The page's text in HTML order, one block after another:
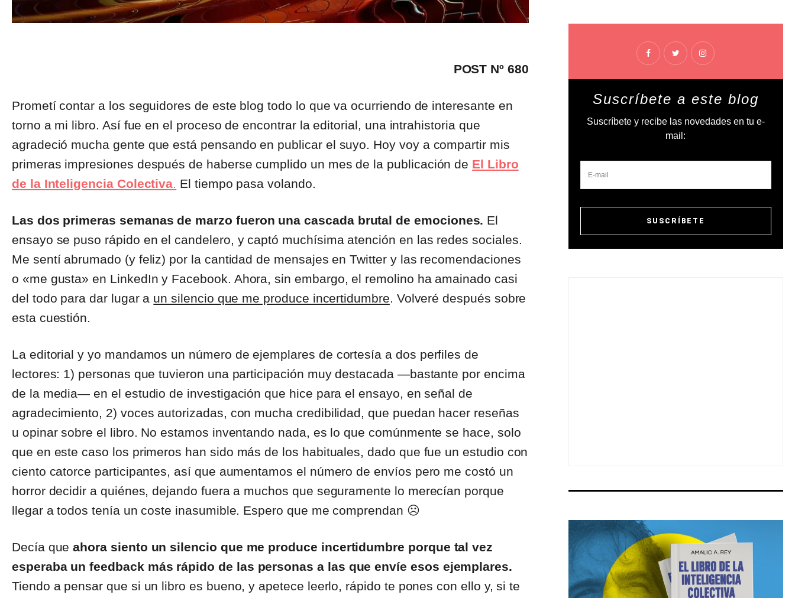
POST Nº 680
Prometí contar a los seguidores de este blog todo lo que va ocurriendo de interesante en
torno a mi libro. Así fue en el proceso de encontrar la editorial, una intrahistoria que
agradeció mucha gente que está pensando en publicar el suyo. Hoy voy a compartir mis
primeras impresiones después de haberse cumplido un mes de la publicación de El Libro
de la Inteligencia Colectiva. El tiempo pasa volando.
Las dos primeras semanas de marzo fueron una cascada brutal de emociones. El
ensayo se puso rápido en el candelero, y captó muchísima atención en las redes sociales.
Me sentí abrumado (y feliz) por la cantidad de mensajes en Twitter y las recomendaciones
o «me gusta» en LinkedIn y Facebook. Ahora, sin embargo, el remolino ha amainado casi
del todo para dar lugar a un silencio que me produce incertidumbre. Volveré después sobre
esta cuestión.
La editorial y yo mandamos un número de ejemplares de cortesía a dos perfiles de
lectores: 1) personas que tuvieron una participación muy destacada ―bastante por encima
de la media― en el estudio de investigación que hice para el ensayo, en señal de
agradecimiento, 2) voces autorizadas, con mucha credibilidad, que puedan hacer reseñas
u opinar sobre el libro. No estamos inventando nada, es lo que comúnmente se hace, solo
que en este caso los primeros han sido más de los habituales, dado que fue un estudio con
ciento catorce participantes, así que aumentamos el número de envíos pero me costó un
horror decidir a quiénes, dejando fuera a muchos que seguramente lo merecían porque
llegar a todos tenía un coste inasumible. Espero que me comprendan ☹
Decía queahora siento un silencio que me produce incertidumbre porque tal vez
esperaba un feedback más rápido de las personas a las que envíe esos ejemplares.
Tiendo a pensar que si un libro es bueno, y apetece leerlo, rápido te pones con ello y, si te
Suscríbete a este blog
Suscríbete y recibe las novedades en tu e-
mail: